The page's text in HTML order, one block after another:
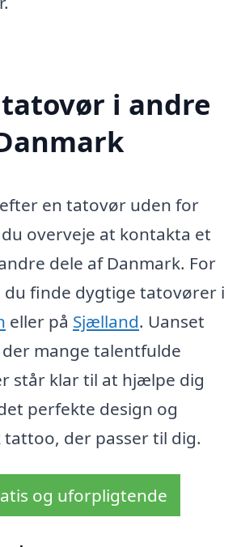
i andre
en tatovør uden for
overveje at kontakta et
dele af Danmark. For
du finde dygtige tatovører i
eller på Sjælland. Uanset
mange talentfulde
står klar til at hjælpe dig
perfekte design og
tattoo, der passer til dig.
og uforpligtende